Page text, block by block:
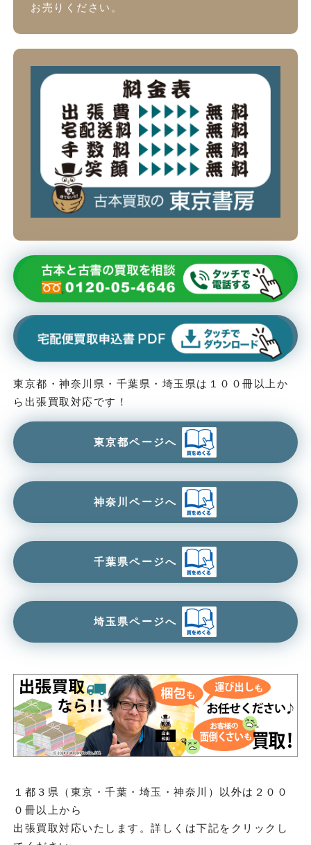
お売りください。
東京都・神奈川県・千葉県・埼玉県は１００冊以上か
ら出張買取対応です！
東京都ページへ
神奈川ページへ
千葉県ページへ
埼玉県ページへ
１都３県（東京・千葉・埼玉・神奈川）以外は２００
０冊以上から
出張買取対応いたします。詳しくは下記をクリックし